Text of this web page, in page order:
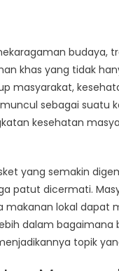
budaya,
khas yang tidak
masyarakat,
sebagai suatu
kesehatan
yang semakin
patut dicermati.
lokal dapat
dalam
topik